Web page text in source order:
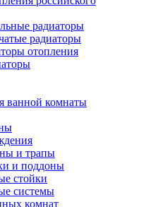
радиаторы
радиаторы
отопления
ванной комнаты
и трапы
и поддоны
стойки
системы
комнат